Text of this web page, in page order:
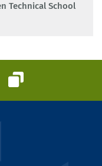
Technical School
Copy link